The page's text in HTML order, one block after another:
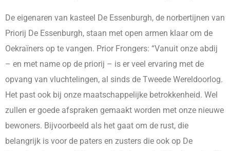
De eigenaren van kasteel De Essenburgh, de norbertijnen van
Priorij De Essenburgh, staan met open armen klaar om de
Oekraïners op te vangen. Prior Frongers: “Vanuit onze abdij
– en met name op de priorij – is er veel ervaring met de
opvang van vluchtelingen, al sinds de Tweede Wereldoorlog.
Het past ook bij onze maatschappelijke betrokkenheid. Wel
zullen er goede afspraken gemaakt worden met onze nieuwe
bewoners. Bijvoorbeeld als het gaat om de rust, die
belangrijk is voor de paters en zusters die ook op De